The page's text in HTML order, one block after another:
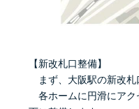
【新改札口整備】
まず、大阪駅の新改札
各ホームに円滑にアク